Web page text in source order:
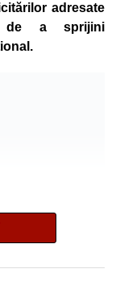
adresate
de a sprijini